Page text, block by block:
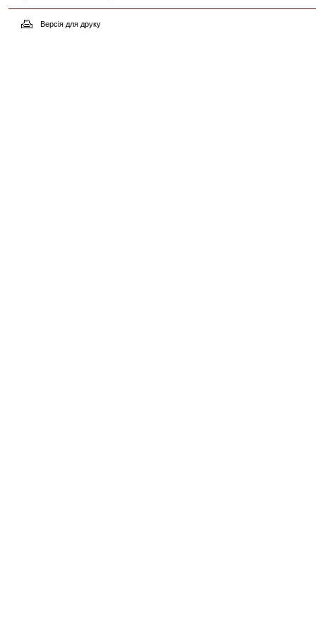
Версія для друку